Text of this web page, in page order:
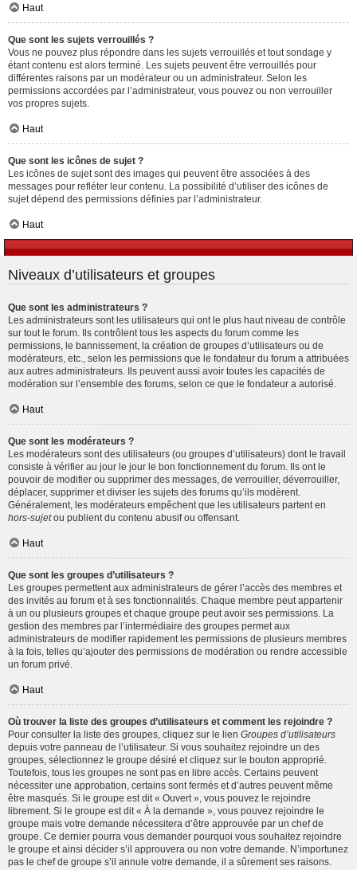
Haut
Que sont les sujets verrouillés ?
Vous ne pouvez plus répondre dans les sujets verrouillés et tout sondage y
étant contenu est alors terminé. Les sujets peuvent être verrouillés pour
différentes raisons par un modérateur ou un administrateur. Selon les
permissions accordées par l’administrateur, vous pouvez ou non verrouiller
vos propres sujets.
Haut
Que sont les icônes de sujet ?
Les icônes de sujet sont des images qui peuvent être associées à des
messages pour refléter leur contenu. La possibilité d’utiliser des icônes de
sujet dépend des permissions définies par l’administrateur.
Haut
Niveaux d’utilisateurs et groupes
Que sont les administrateurs ?
Les administrateurs sont les utilisateurs qui ont le plus haut niveau de contrôle
sur tout le forum. Ils contrôlent tous les aspects du forum comme les
permissions, le bannissement, la création de groupes d’utilisateurs ou de
modérateurs, etc., selon les permissions que le fondateur du forum a attribuées
aux autres administrateurs. Ils peuvent aussi avoir toutes les capacités de
modération sur l’ensemble des forums, selon ce que le fondateur a autorisé.
Haut
Que sont les modérateurs ?
Les modérateurs sont des utilisateurs (ou groupes d’utilisateurs) dont le travail
consiste à vérifier au jour le jour le bon fonctionnement du forum. Ils ont le
pouvoir de modifier ou supprimer des messages, de verrouiller, déverrouiller,
déplacer, supprimer et diviser les sujets des forums qu’ils modèrent.
Généralement, les modérateurs empêchent que les utilisateurs partent en
hors-sujetou publient du contenu abusif ou offensant.
Haut
Que sont les groupes d’utilisateurs ?
Les groupes permettent aux administrateurs de gérer l’accès des membres et
des invités au forum et à ses fonctionnalités. Chaque membre peut appartenir
à un ou plusieurs groupes et chaque groupe peut avoir ses permissions. La
gestion des membres par l’intermédiaire des groupes permet aux
administrateurs de modifier rapidement les permissions de plusieurs membres
à la fois, telles qu’ajouter des permissions de modération ou rendre accessible
un forum privé.
Haut
Où trouver la liste des groupes d’utilisateurs et comment les rejoindre ?
Pour consulter la liste des groupes, cliquez sur le lien Groupes d’utilisateurs
depuis votre panneau de l’utilisateur. Si vous souhaitez rejoindre un des
groupes, sélectionnez le groupe désiré et cliquez sur le bouton approprié.
Toutefois, tous les groupes ne sont pas en libre accès. Certains peuvent
nécessiter une approbation, certains sont fermés et d’autres peuvent même
être masqués. Si le groupe est dit « Ouvert », vous pouvez le rejoindre
librement. Si le groupe est dit « À la demande », vous pouvez rejoindre le
groupe mais votre demande nécessitera d’être approuvée par un chef de
groupe. Ce dernier pourra vous demander pourquoi vous souhaitez rejoindre
le groupe et ainsi décider s’il approuvera ou non votre demande. N’importunez
pas le chef de groupe s’il annule votre demande, il a sûrement ses raisons.